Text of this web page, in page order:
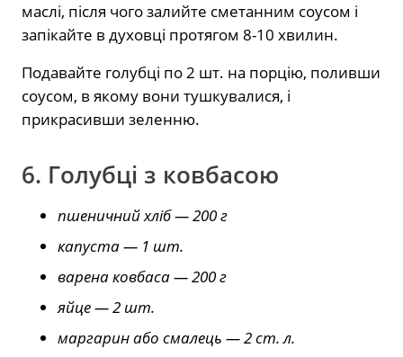
маслі, після чого залийте сметанним соусом і
запікайте в духовці протягом 8-10 хвилин.
Подавайте голубці по 2 шт. на порцію, поливши
соусом, в якому вони тушкувалися, і
прикрасивши зеленню.
6. Голубці з ковбасою
пшеничний хліб — 200 г
капуста — 1 шт.
варена ковбаса — 200 г
яйце — 2 шт.
маргарин або смалець — 2 ст. л.